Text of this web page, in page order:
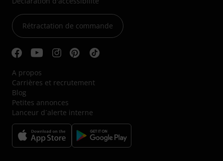
Rétractation de commande
A propos
Carrières et recrutement
Blog
Petites annonces
Lanceur d´alerte interne